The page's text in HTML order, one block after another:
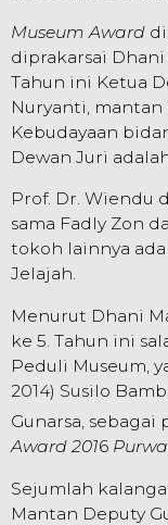
Museum Award
diprakarsai Dhani
Tahun ini Ketua
Nuryanti,
Kebudayaan
Dewan Juri
Prof. Dr. Wiendu
sama Fadly Zon
tokoh lainnya
Jelajah.
Menurut Dhani
ke 5. Tahun ini
Peduli Museum,
2014) Susilo
Gunarsa,
Award 2016
Sejumlah
Mantan Deputy